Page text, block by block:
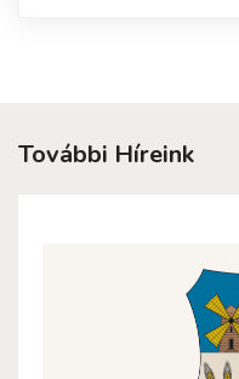
További Híreink